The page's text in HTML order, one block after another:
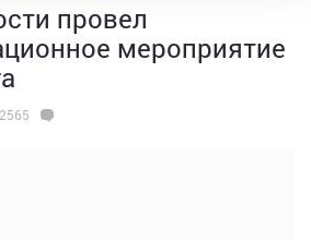
провел
мероприятие